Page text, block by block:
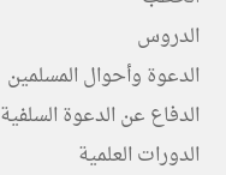
الدروس
الدعوة وأحوال المسلمين
الدفاع عن الدعوة السلفية
الدورات العلمية